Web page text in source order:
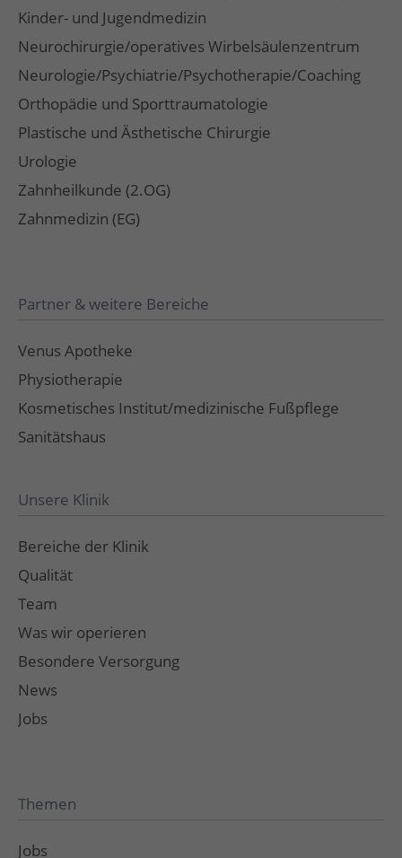
Kinder- und Jugendmedizin
Neurochirurgie/operatives Wirbelsäulenzentrum
Neurologie/Psychiatrie/Psychotherapie/Coaching
Orthopädie und Sporttraumatologie
Plastische und Ästhetische Chirurgie
Urologie
Zahnheilkunde (2.OG)
Zahnmedizin (EG)
Partner & weitere Bereiche
Venus Apotheke
Physiotherapie
Kosmetisches Institut/medizinische Fußpflege
Sanitätshaus
Unsere Klinik
Bereiche der Klinik
Qualität
Team
Was wir operieren
Besondere Versorgung
News
Jobs
Themen
Jobs